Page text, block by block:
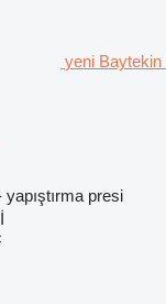
yeni Baytekin
presi